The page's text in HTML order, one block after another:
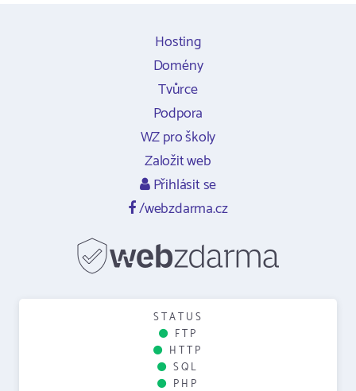
Hosting
Domény
Tvůrce
Podpora
WZ pro školy
Založit web
Přihlásit se
/webzdarma.cz
STATUS
FTP
HTTP
SQL
PHP